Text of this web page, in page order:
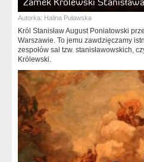
Autorka: Halina Puławska
Król Stanisław August Poniatowski
Warszawie. To jemu zawdzięczamy
zespołów sal tzw. stanisławowskich,
Królewski.